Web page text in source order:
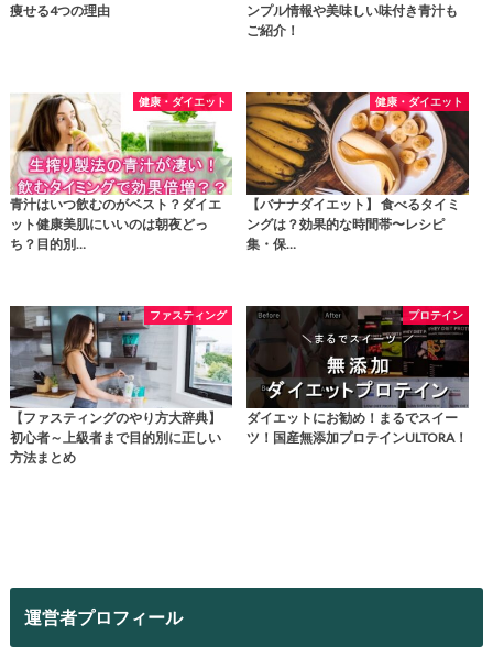
痩せる4つの理由
ンプル情報や美味しい味付き青汁も
ご紹介！
健康・ダイエット
青汁はいつ飲むのがベスト？ダイエ
ット健康美肌にいいのは朝夜どっ
ち？目的別…
健康・ダイエット
【バナナダイエット】 食べるタイミ
ングは？効果的な時間帯〜レシピ
集・保…
ファスティング
【ファスティングのやり方大辞典】
初心者～上級者まで目的別に正しい
方法まとめ
プロテイン
ダイエットにお勧め！まるでスイー
ツ！国産無添加プロテインULTORA！
運営者プロフィール